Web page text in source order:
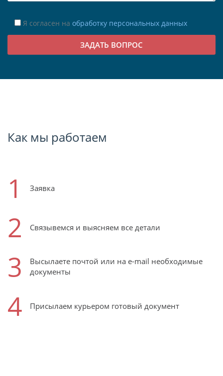
Я согласен на обработку персональных данных
Как мы работаем
1 Заявка
2 Связывемся и выясняем все детали
3
Высылаете почтой или на e-mail необходимые
документы
4 Присылаем курьером готовый документ